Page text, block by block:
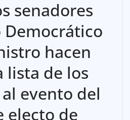
senadores
Democrático
hacen
lista de los
evento del
electo de